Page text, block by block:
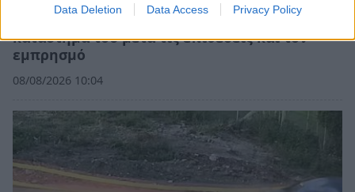
Data Deletion Data Access Privacy Policy
Ο περιπτεράς της Γαστούνης άνοιξε ξανά το
κατάστημά του μετά τις επιθέσεις και τον
εμπρησμό
08/08/2026 10:04